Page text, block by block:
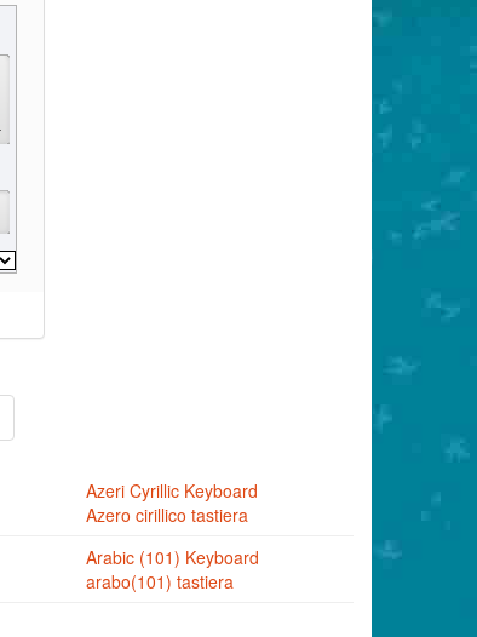
Azeri Cyrillic Keyboard
Azero cirillico tastiera
Arabic (101) Keyboard
arabo(101) tastiera